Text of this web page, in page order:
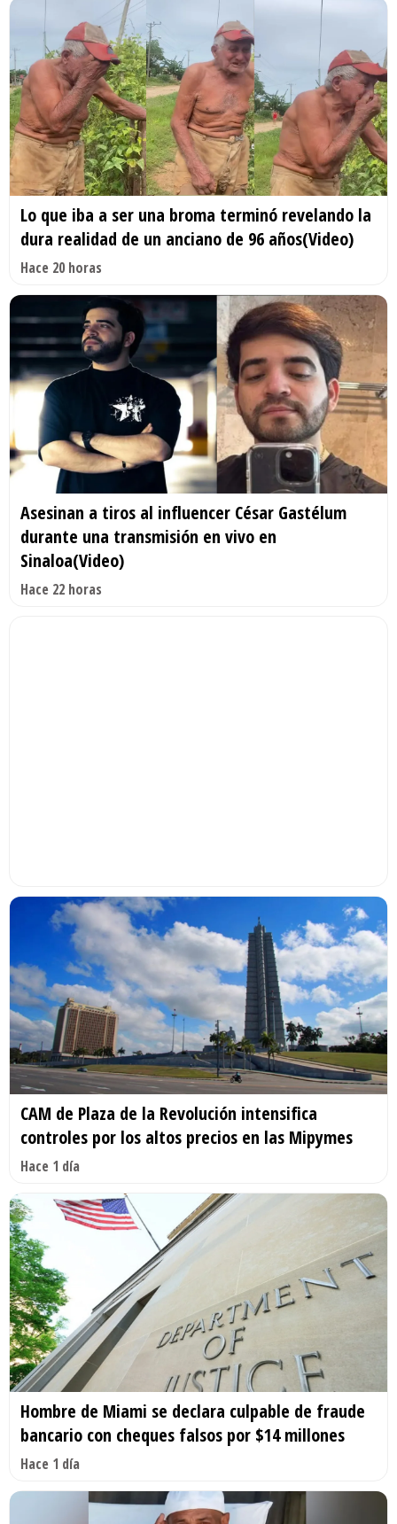
Lo que iba a ser una broma terminó revelando la
dura realidad de un anciano de 96 años(Video)
Hace 20 horas
Asesinan a tiros al influencer César Gastélum
durante una transmisión en vivo en
Sinaloa(Video)
Hace 22 horas
CAM de Plaza de la Revolución intensifica
controles por los altos precios en las Mipymes
Hace 1 día
Hombre de Miami se declara culpable de fraude
bancario con cheques falsos por $14 millones
Hace 1 día